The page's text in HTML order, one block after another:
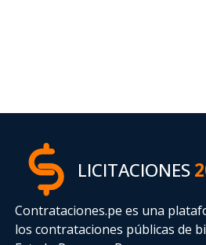
LICITACIONES
Contrataciones.pe es una
los contrataciones públicas de